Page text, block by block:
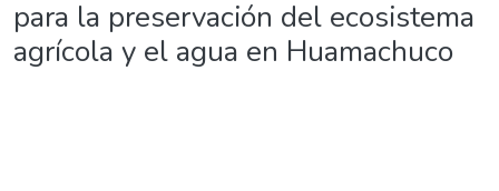
para la preservación del ecosistema
agrícola y el agua en Huamachuco